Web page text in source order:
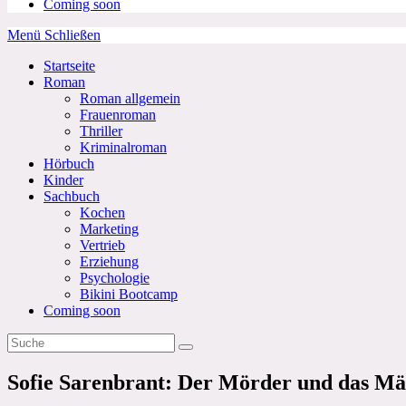
Coming soon
Menü Schließen
Startseite
Roman
Roman allgemein
Frauenroman
Thriller
Kriminalroman
Hörbuch
Kinder
Sachbuch
Kochen
Marketing
Vertrieb
Erziehung
Psychologie
Bikini Bootcamp
Coming soon
Sofie Sarenbrant: Der Mörder und das